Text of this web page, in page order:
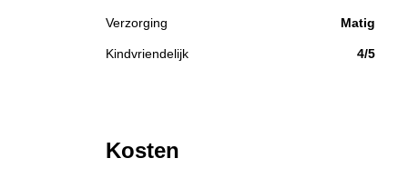
Verzorging Matig
Kindvriendelijk 4/5
Kosten